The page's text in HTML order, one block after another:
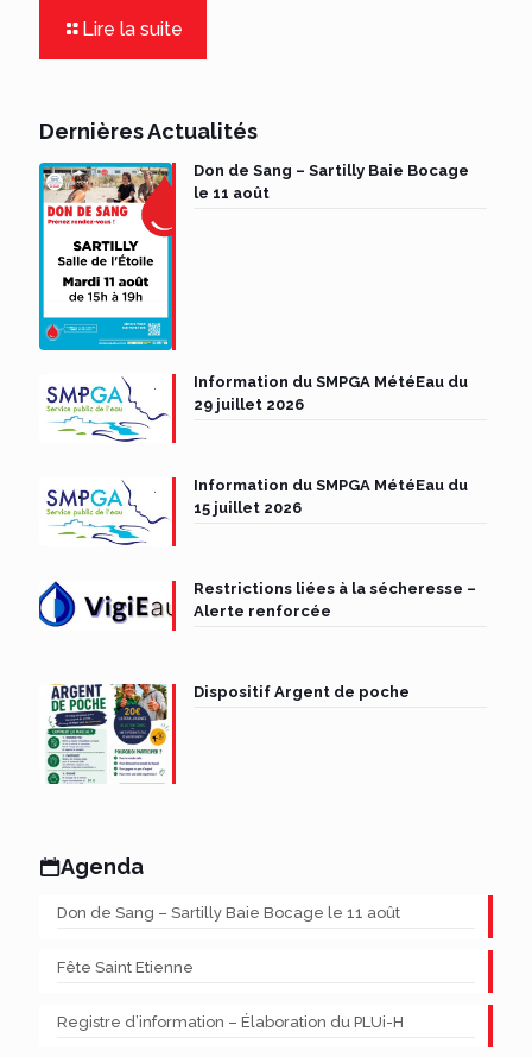
Lire la suite
Dernières Actualités
Don de Sang – Sartilly Baie Bocage
le 11 août
Information du SMPGA MétéEau du
29 juillet 2026
Information du SMPGA MétéEau du
15 juillet 2026
Restrictions liées à la sécheresse –
Alerte renforcée
Dispositif Argent de poche
Agenda
Don de Sang – Sartilly Baie Bocage le 11 août
Fête Saint Etienne
Registre d’information – Élaboration du PLUi-H